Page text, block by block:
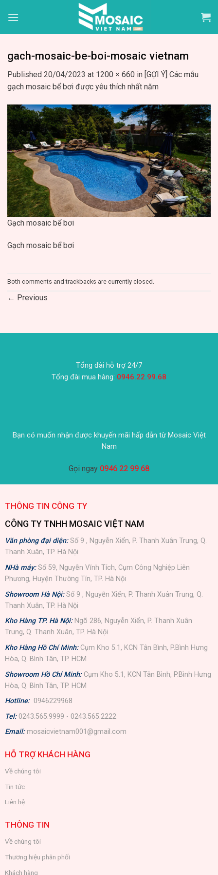
gach-mosaic-be-boi-mosaic vietnam
Published 20/04/2023 at 1200 × 660 in [GỢI Ý] Các mẫu
gạch mosaic bể bơi được yêu thích nhất năm
Gạch mosaic bể bơi
Gạch mosaic bể bơi
Both comments and trackbacks are currently closed.
← Previous
Tổng đài hỗ trợ 24/7
Tổng đài mua hàng: 0946.22.99.68
Bạn có muốn nhận được khuyến mãi hấp dẫn từ Mosaic Việt
Nam
Gọi ngay 0946 22 99 68
THÔNG TIN CÔNG TY
CÔNG TY TNHH MOSAIC VIỆT NAM
Văn phòng đại diện:Số 9 , Nguyễn Xiển, P. Thanh Xuân Trung, Q.
Thanh Xuân, TP. Hà Nội
NHà máy: Số 59, Nguyễn Vĩnh Tích, Cụm Công Nghiệp Liên
Phương, Huyện Thường Tín, TP. Hà Nội
Showroom Hà Nội: Số 9 , Nguyễn Xiển, P. Thanh Xuân Trung, Q.
Thanh Xuân, TP. Hà Nội
Kho Hàng TP. Hà Nội: Ngõ 286, Nguyễn Xiển, P. Thanh Xuân
Trung, Q. Thanh Xuân, TP. Hà Nội
Kho Hàng Hồ Chí Minh: Cụm Kho 5.1, KCN Tân Bình, P.Bình Hưng
Hòa, Q. Bình Tân, TP. HCM
Showroom Hồ Chí Minh: Cụm Kho 5.1, KCN Tân Bình, P.Bình Hưng
Hòa, Q. Bình Tân, TP. HCM
Hotline: 0946229968
Tel: 0243.565.9999 - 0243.565.2222
Email: mosaicvietnam001@gmail.com
HỖ TRỢ KHÁCH HÀNG
Về chúng tôi
Tin tức
Liên hệ
THÔNG TIN
Về chúng tôi
Thương hiệu phân phối
Khách hàng